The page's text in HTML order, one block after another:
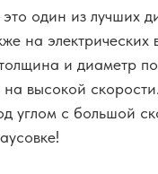
один из лучших
на электрических
и диаметр
высокой
углом с большой